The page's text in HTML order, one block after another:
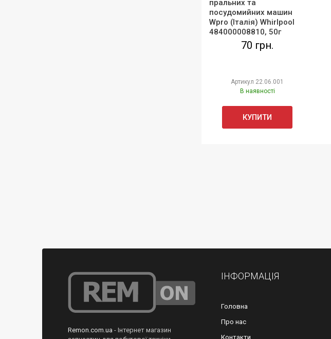
пральних та
посудомийних машин
Wpro (Італія) Whirlpool
484000008810, 50г
70 грн.
Артикул 22.06.001
В наявності
КУПИТИ
Remon.com.ua - Інтернет магазин
ІНФОРМАЦІЯ
Головна
Про нас
Контакти